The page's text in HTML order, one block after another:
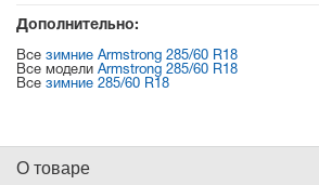
Дополнительно:
Все зимние Armstrong 285/60 R18
Все модели Armstrong 285/60 R18
Все зимние 285/60 R18
О товаре